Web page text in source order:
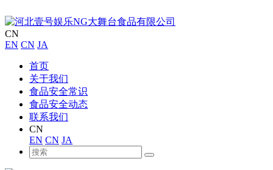
CN
EN CN JA
首页
关于我们
食品安全常识
食品安全动态
联系我们
CN
EN CN JA